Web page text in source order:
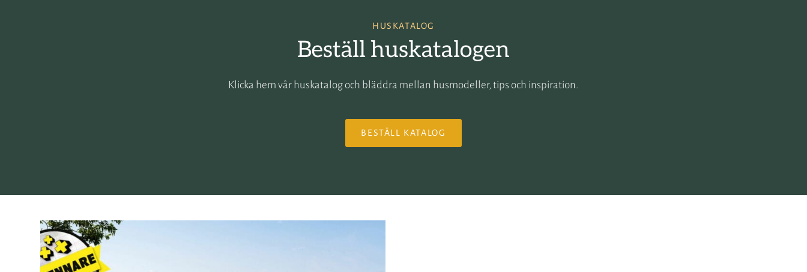
HUSKATALOG
Beställ huskatalogen
Klicka hem vår huskatalog och bläddra mellan husmodeller, tips och inspiration.
BESTÄLL KATALOG